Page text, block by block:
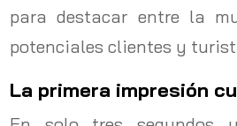
para destacar entre la
potenciales clientes y
La primera impresión